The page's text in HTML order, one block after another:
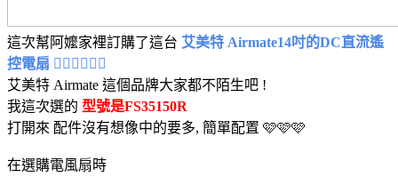
這次幫阿嬤家裡訂購了這台 艾美特 Airmate14吋的DC直流遙
控電扇 😶‍🌫️😶‍🌫️😶‍🌫️
艾美特 Airmate 這個品牌大家都不陌生吧 !
我這次選的 型號是FS35150R
打開來 配件沒有想像中的要多, 簡單配置 🩷🩷🩷
在選購電風扇時